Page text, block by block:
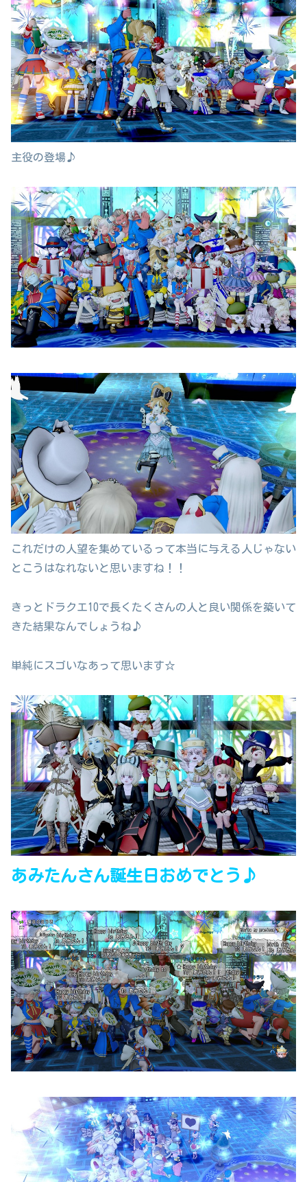
主役の登場♪
これだけの人望を集めているって本当に与える人じゃない
とこうはなれないと思いますね！！
きっとドラクエ10で長くたくさんの人と良い関係を築いて
きた結果なんでしょうね♪
単純にスゴいなあって思います☆
あみたんさん誕生日おめでとう♪